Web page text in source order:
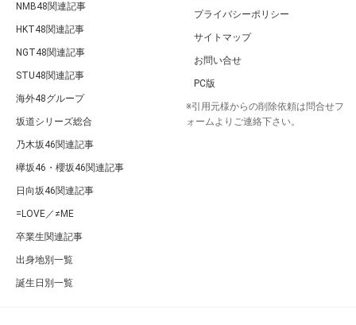
NMB48関連記事
HKT48関連記事
NGT48関連記事
STU48関連記事
海外48グループ
坂道シリーズ総合
乃木坂46関連記事
欅坂46・櫻坂46関連記事
日向坂46関連記事
=LOVE／≠ME
卒業生関連記事
出身地別一覧
誕生日別一覧
プライバシーポリシー
サイトマップ
お問い合せ
PC版
※引用元様からの削除依頼は問合せフ
ォームよりご連絡下さい。